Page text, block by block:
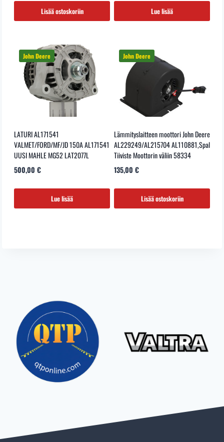
Lisää ostoskoriin
225,00 €.
185,00 €.
Lue lisää
LATURI AL171541
VALMET/FORD/MF/JD 150A AL171541
UUSI MAHLE MG52 LAT2077L
500,00 €
Lue lisää
Lämmityslaitteen moottori John Deere
AL229249/AL215704 AL110881,Spal
Tiiviste Moottorin väliin 58334
135,00 €
Lisää ostoskoriin